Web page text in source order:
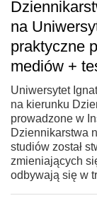
na
praktyczne
mediów +
Uniwersytet
na kierunku
prowadzone w
Dziennikarstwa
studiów został
zmieniających
odbywają się w